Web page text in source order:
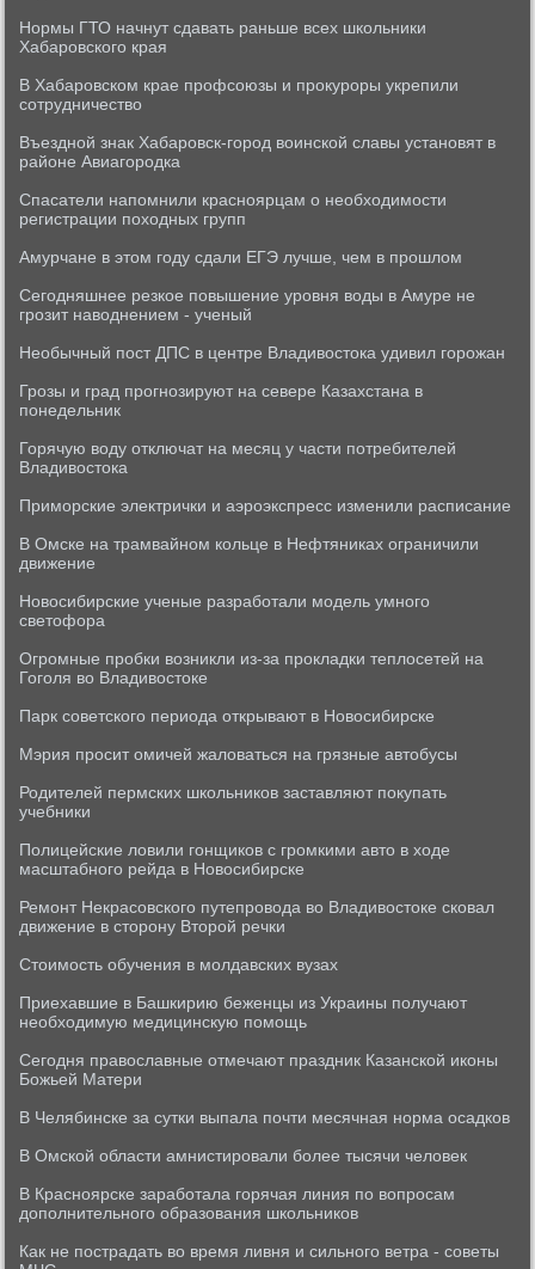
Нормы ГТО начнут сдавать раньше всех школьники
Хабаровского края
В Хабаровском крае профсоюзы и прокуроры укрепили
сотрудничество
Въездной знак Хабаровск-город воинской славы установят в
районе Авиагородка
Спасатели напомнили красноярцам о необходимости
регистрации походных групп
Амурчане в этом году сдали ЕГЭ лучше, чем в прошлом
Сегодняшнее резкое повышение уровня воды в Амуре не
грозит наводнением - ученый
Необычный пост ДПС в центре Владивостока удивил горожан
Грозы и град прогнозируют на севере Казахстана в
понедельник
Горячую воду отключат на месяц у части потребителей
Владивостока
Приморские электрички и аэроэкспресс изменили расписание
В Омске на трамвайном кольце в Нефтяниках ограничили
движение
Новосибирские ученые разработали модель умного
светофора
Огромные пробки возникли из-за прокладки теплосетей на
Гоголя во Владивостоке
Парк советского периода открывают в Новосибирске
Мэрия просит омичей жаловаться на грязные автобусы
Родителей пермских школьников заставляют покупать
учебники
Полицейские ловили гонщиков с громкими авто в ходе
масштабного рейда в Новосибирске
Ремонт Некрасовского путепровода во Владивостоке сковал
движение в сторону Второй речки
Стоимость обучения в молдавских вузах
Приехавшие в Башкирию беженцы из Украины получают
необходимую медицинскую помощь
Сегодня православные отмечают праздник Казанской иконы
Божьей Матери
В Челябинске за сутки выпала почти месячная норма осадков
В Омской области амнистировали более тысячи человек
В Красноярске заработала горячая линия по вопросам
дополнительного образования школьников
Как не пострадать во время ливня и сильного ветра - советы